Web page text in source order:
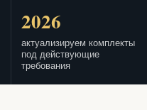
2026
актуализируем комплекты
под действующие
требования